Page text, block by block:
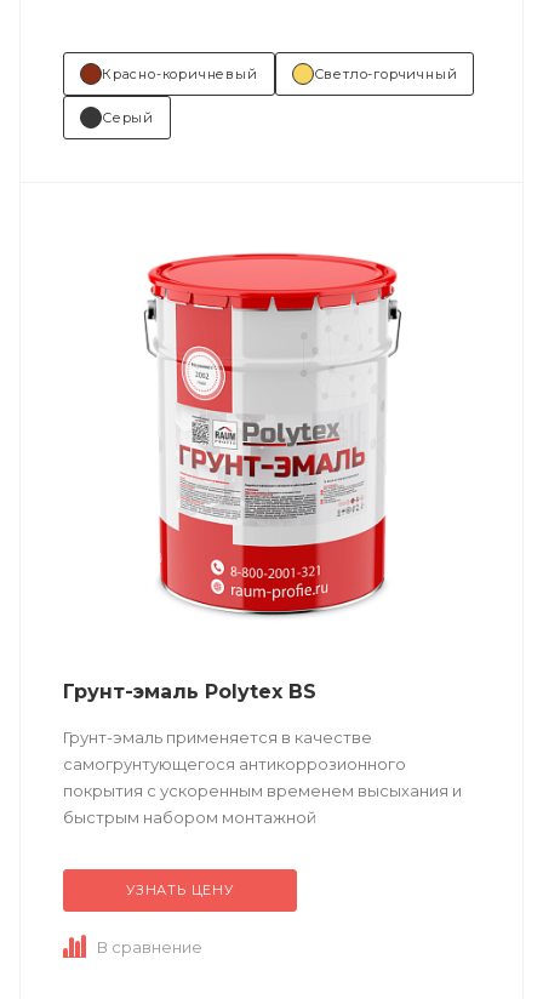
Красно-коричневый Светло-горчичный
Серый
Грунт-эмаль Polytex BS
Грунт-эмаль применяется в качестве
самогрунтующегося антикоррозионного
покрытия с ускоренным временем высыхания и
быстрым набором монтажной
Техническое описание ...
УЗНАТЬ ЦЕНУ
В сравнение